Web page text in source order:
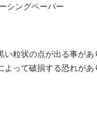
シングペーパー
粒状の点が出る事が
って破損する恐れがあ